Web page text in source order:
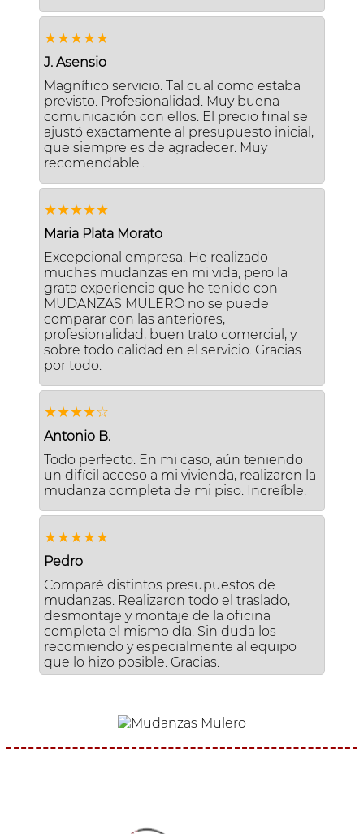
★★★★★
J. Asensio
Magnífico servicio. Tal cual como estaba
previsto. Profesionalidad. Muy buena
comunicación con ellos. El precio final se
ajustó exactamente al presupuesto inicial,
que siempre es de agradecer. Muy
recomendable..
★★★★★
Maria Plata Morato
Excepcional empresa. He realizado
muchas mudanzas en mi vida, pero la
grata experiencia que he tenido con
MUDANZAS MULERO no se puede
comparar con las anteriores,
profesionalidad, buen trato comercial, y
sobre todo calidad en el servicio. Gracias
por todo.
★★★★☆
Antonio B.
Todo perfecto. En mi caso, aún teniendo
un difícil acceso a mi vivienda, realizaron la
mudanza completa de mi piso. Increíble.
★★★★★
Pedro
Comparé distintos presupuestos de
mudanzas. Realizaron todo el traslado,
desmontaje y montaje de la oficina
completa el mismo día. Sin duda los
recomiendo y especialmente al equipo
que lo hizo posible. Gracias.